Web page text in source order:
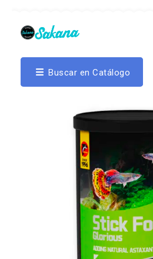
Buscar en Catálogo